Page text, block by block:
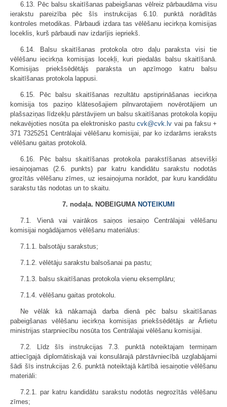
6.13. Pēc balsu skaitīšanas pabeigšanas vēlreiz pārbaudāma visu
ierakstu pareizība pēc šīs instrukcijas 6.10. punktā norādītās
kontroles metodikas. Pārbaudi izdara tas vēlēšanu iecirkņa komisijas
loceklis, kurš pārbaudi nav izdarījis iepriekš.
6.14. Balsu skaitīšanas protokola otro daļu paraksta visi tie
vēlēšanu iecirkņa komisijas locekļi, kuri piedalās balsu skaitīšanā.
Komisijas priekšsēdētājs paraksta un apzīmogo katru balsu
skaitīšanas protokola lappusi.
6.15. Pēc balsu skaitīšanas rezultātu apstiprināšanas iecirkņa
komisija tos paziņo klātesošajiem pilnvarotajiem novērotājiem un
plašsaziņas līdzekļu pārstāvjiem un balsu skaitīšanas protokola kopiju
nekavējoties nosūta pa elektronisko pastucvk@cvk.lv vai pa faksu +
371 7325251 Centrālajai vēlēšanu komisijai, par ko izdarāms ieraksts
vēlēšanu gaitas protokolā.
6.16. Pēc balsu skaitīšanas protokola parakstīšanas atsevišķi
iesaiņojamas (2.6. punkts) par katru kandidātu sarakstu nodotās
grozītās vēlēšanu zīmes, uz iesaiņojuma norādot, par kuru kandidātu
sarakstu tās nodotas un to skaitu.
7. nodaļa. NOBEIGUMA NOTEIKUMI
7.1. Vienā vai vairākos saiņos iesaiņo Centrālajai vēlēšanu
komisijai nogādājamos vēlēšanu materiālus:
7.1.1. balsotāju sarakstus;
7.1.2. vēlētāju sarakstu balsošanai pa pastu;
7.1.3. balsu skaitīšanas protokola vienu eksemplāru;
7.1.4. vēlēšanu gaitas protokolu.
Ne vēlāk kā nākamajā darba dienā pēc balsu skaitīšanas
pabeigšanas vēlēšanu iecirkņa komisijas priekšsēdētājs ar Ārlietu
ministrijas starpniecību nosūta tos Centrālajai vēlēšanu komisijai.
7.2. Līdz šīs instrukcijas 7.3. punktā noteiktajam termiņam
attiecīgajā diplomātiskajā vai konsulārajā pārstāvniecībā uzglabājami
šādi šīs instrukcijas 2.6. punktā noteiktajā kārtībā iesaiņotie vēlēšanu
materiāli:
7.2.1. par katru kandidātu sarakstu nodotās negrozītās vēlēšanu
zīmes;